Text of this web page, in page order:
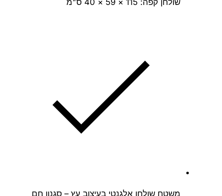
שולחן קפה: 115 × 59 × 40 ס"מ
משטח שולחן אלגנטי בעיצוב עץ – סגנון חם